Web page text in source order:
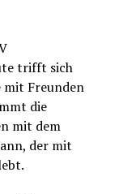
trifft sich
mit Freunden
die
mit dem
der mit